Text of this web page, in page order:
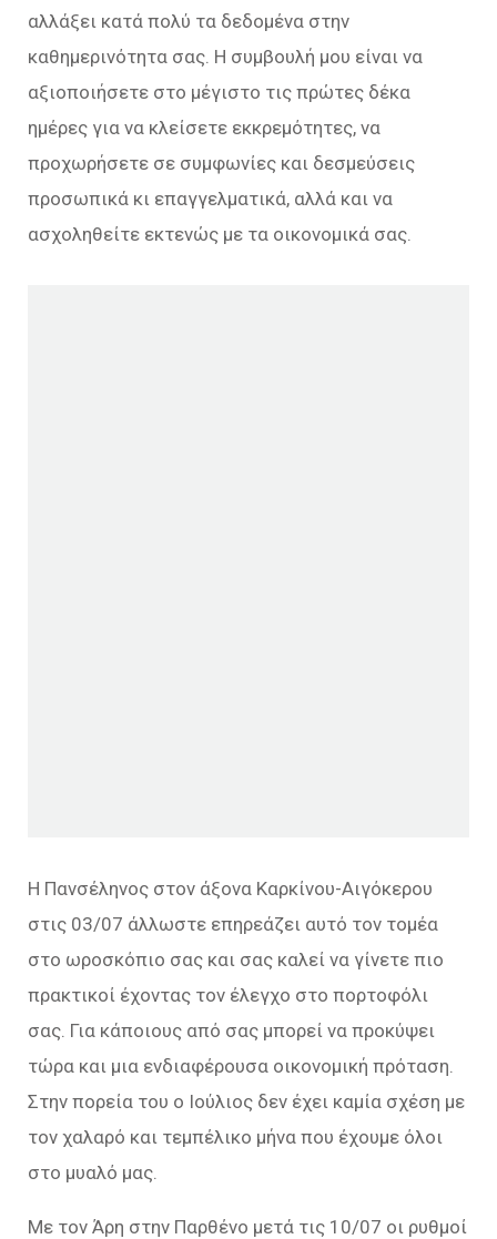
αλλάξει κατά πολύ τα δεδομένα στην
καθημερινότητα σας. Η συμβουλή μου είναι να
αξιοποιήσετε στο μέγιστο τις πρώτες δέκα
ημέρες για να κλείσετε εκκρεμότητες, να
προχωρήσετε σε συμφωνίες και δεσμεύσεις
προσωπικά κι επαγγελματικά, αλλά και να
ασχοληθείτε εκτενώς με τα οικονομικά σας.
Η Πανσέληνος στον άξονα Καρκίνου-Αιγόκερου
στις 03/07 άλλωστε επηρεάζει αυτό τον τομέα
στο ωροσκόπιο σας και σας καλεί να γίνετε πιο
πρακτικοί έχοντας τον έλεγχο στο πορτοφόλι
σας. Για κάποιους από σας μπορεί να προκύψει
τώρα και μια ενδιαφέρουσα οικονομική πρόταση.
Στην πορεία του ο Ιούλιος δεν έχει καμία σχέση με
τον χαλαρό και τεμπέλικο μήνα που έχουμε όλοι
στο μυαλό μας.
Με τον Άρη στην Παρθένο μετά τις 10/07 οι ρυθμοί